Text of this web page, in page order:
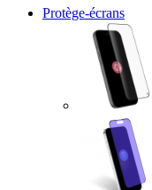
Protège-écrans